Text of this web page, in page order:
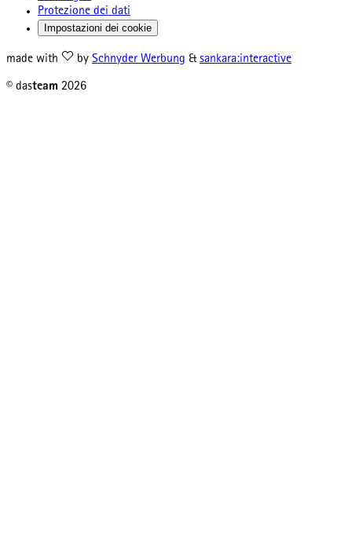
Protezione dei dati
Impostazioni dei cookie
made with by Schnyder Werbung & sankara:interactive
© dasteam 2026